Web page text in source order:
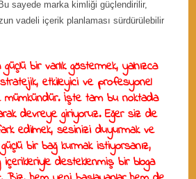
sayede marka kimliği güçlendirilir,
vadeli içerik planlaması sürdürülebilir
bir varlık göstermek, yalnızca
etkileyici ve profesyonel
mümkündür. İşte tam bu noktada
devreye giriyoruz. Eğer siz de
edilmek, sesinizi duyurmak ve
bir bağ kurmak istiyorsanız,
desteklenmiş bir bloga